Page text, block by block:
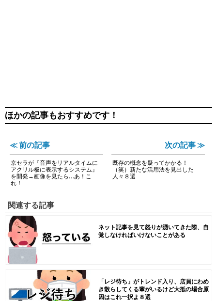
ほかの記事もおすすめです！
≪ 前の記事
京セラが『音声をリアルタイムに
アクリル板に表示するシステム』
を開発→画像を見たら…あ！こ
れ！
次の記事 ≫
既存の概念を疑ってかかる！
（笑）新たな活用法を見出した
人々８選
関連する記事
ネット記事を見て怒りが湧いてきた際、自
覚しなければいけないことがある
「レジ待ち」がトレンド入り、店員にわめ
き散らしてくる輩がいるけど大抵の場合原
因はこれ一択よ８選